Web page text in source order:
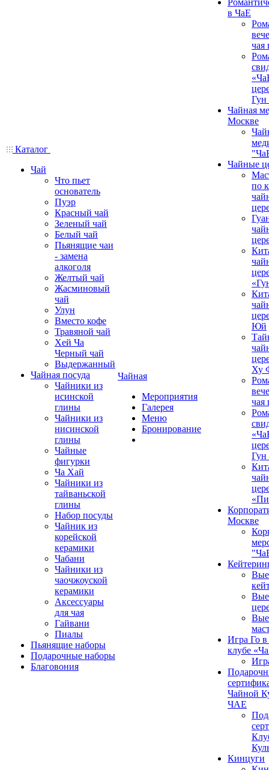
Каталог
Чай
Что пьет
основатель
Пуэр
Красный чай
Зеленый чай
Белый чай
Пьянящие чаи
- замена
алкоголя
Желтый чай
Жасминовый
чай
Улун
Вместо кофе
Травяной чай
Хей Ча
Черный чай
Выдержанный
Чайная посуда
Чайники из
исинской
глины
Чайники из
нисинской
глины
Чайные
фигурки
Ча Хай
Чайники из
тайваньской
глины
Набор посуды
Чайник из
корейской
керамики
Чабани
Чайники из
чаочжоуской
керамики
Аксессуары
для чая
Гайвани
Пиалы
Пьянящие наборы
Подарочные наборы
Благовония
Чайная
Мероприятия
Галерея
Меню
Бронирование
в ЧаЕ
Чайная
Москве
Чайные
по
Юй
Ху
Москве
Игра Го
клубе
Чайной
ЧАЕ
Кинцуги